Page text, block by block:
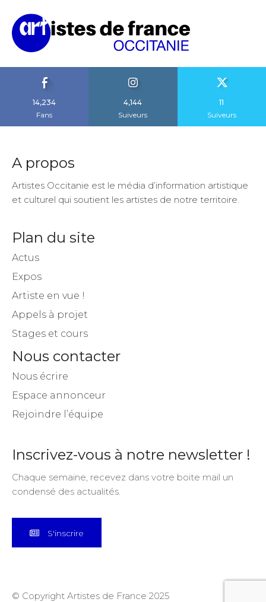
14,234
Fans
4,144
Suiveurs
11
Suiveurs
A propos
Artistes Occitanie est le média d’information artistique
et culturel qui soutient les artistes de notre territoire.
Plan du site
Actus
Expos
Artiste en vue !
Appels à projet
Stages et cours
Nous contacter
Nous écrire
Espace annonceur
Rejoindre l’équipe
Inscrivez-vous à notre newsletter !
Chaque semaine, recevez dans votre boite mail un
condensé des actualités.
S'inscrire
© Copyright Artistes de France 2025